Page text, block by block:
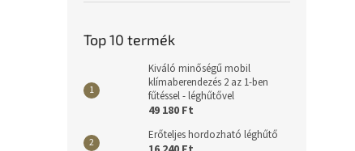
Top 10 termék
Kiváló minőségű mobil
klímaberendezés 2 az 1-ben
fűtéssel - léghűtővel
49 180 Ft
Erőteljes hordozható léghűtő